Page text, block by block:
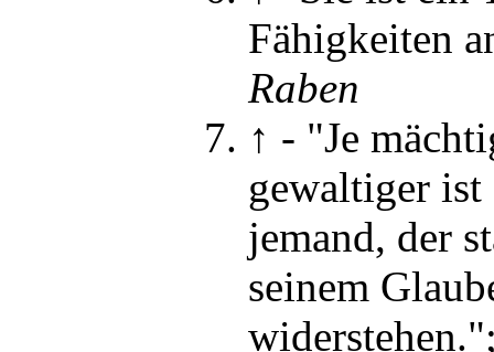
Fähigkeiten
Raben
↑ - "Je
gewaltiger
jemand, der
seinem
widerstehen."